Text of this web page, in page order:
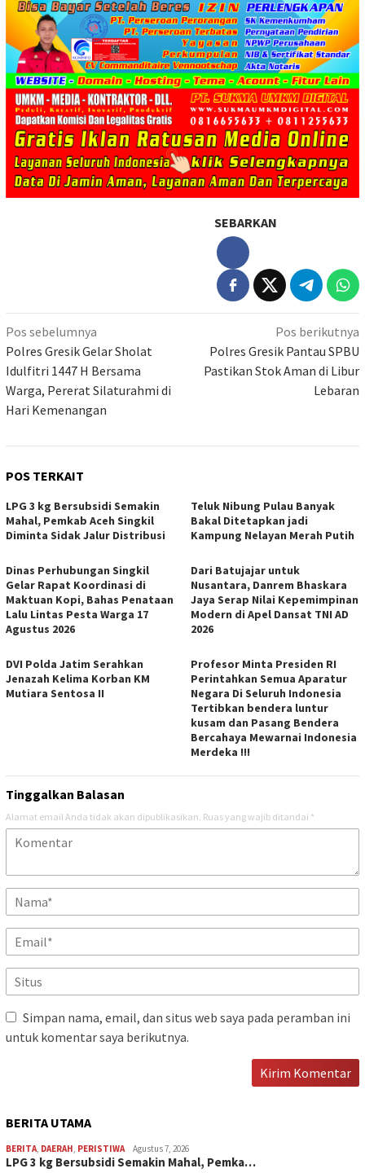
SEBARKAN
Navigasi
pos
Pos sebelumnya
Polres Gresik Gelar Sholat
Idulfitri 1447 H Bersama
Warga, Pererat Silaturahmi di
Hari Kemenangan
Pos berikutnya
Polres Gresik Pantau SPBU
Pastikan Stok Aman di Libur
Lebaran
POS TERKAIT
LPG 3 kg Bersubsidi Semakin
Mahal, Pemkab Aceh Singkil
Diminta Sidak Jalur Distribusi
Teluk Nibung Pulau Banyak
Bakal Ditetapkan jadi
Kampung Nelayan Merah Putih
Dinas Perhubungan Singkil
Gelar Rapat Koordinasi di
Maktuan Kopi, Bahas Penataan
Lalu Lintas Pesta Warga 17
Agustus 2026
Dari Batujajar untuk
Nusantara, Danrem Bhaskara
Jaya Serap Nilai Kepemimpinan
Modern di Apel Dansat TNI AD
2026
DVI Polda Jatim Serahkan
Jenazah Kelima Korban KM
Mutiara Sentosa II
Profesor Minta Presiden RI
Perintahkan Semua Aparatur
Negara Di Seluruh Indonesia
Tertibkan bendera luntur
kusam dan Pasang Bendera
Bercahaya Mewarnai Indonesia
Merdeka !!!
Tinggalkan Balasan
Alamat email Anda tidak akan dipublikasikan. Ruas yang wajib ditandai *
Simpan nama, email, dan situs web saya pada peramban ini
untuk komentar saya berikutnya.
BERITA UTAMA
BERITA DAERAH PERISTIWA Agustus 7, 2026
LPG 3 kg Bersubsidi Semakin Mahal, Pemka…